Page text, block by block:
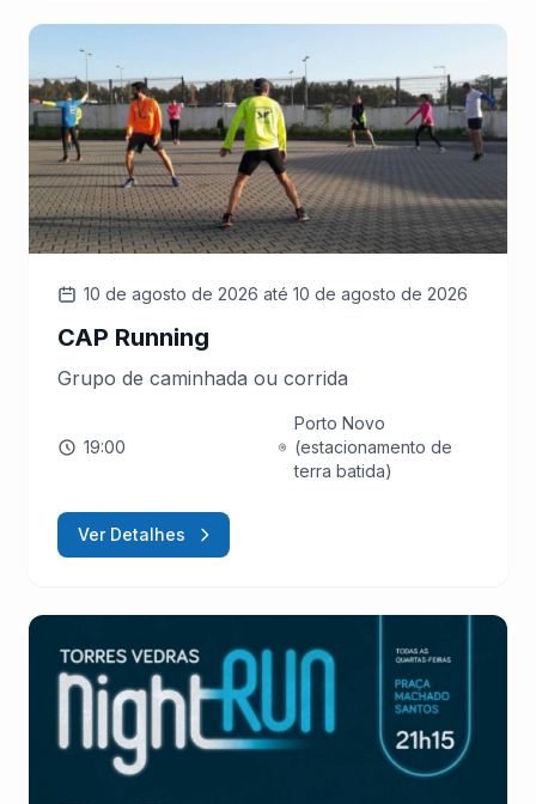
10 de agosto de 2026 até 10 de agosto de 2026
CAP Running
Grupo de caminhada ou corrida
19:00
Porto Novo
(estacionamento de
terra batida)
Ver Detalhes